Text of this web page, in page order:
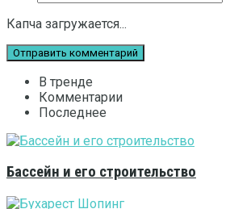
Капча загружается...
В тренде
Комментарии
Последнее
Бассейн и его строительство